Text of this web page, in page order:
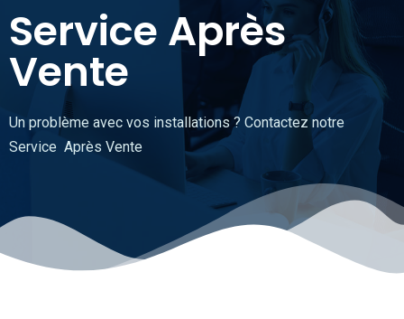
Service Après
Vente
Un problème avec vos installations ? Contactez notre
Service Après Vente